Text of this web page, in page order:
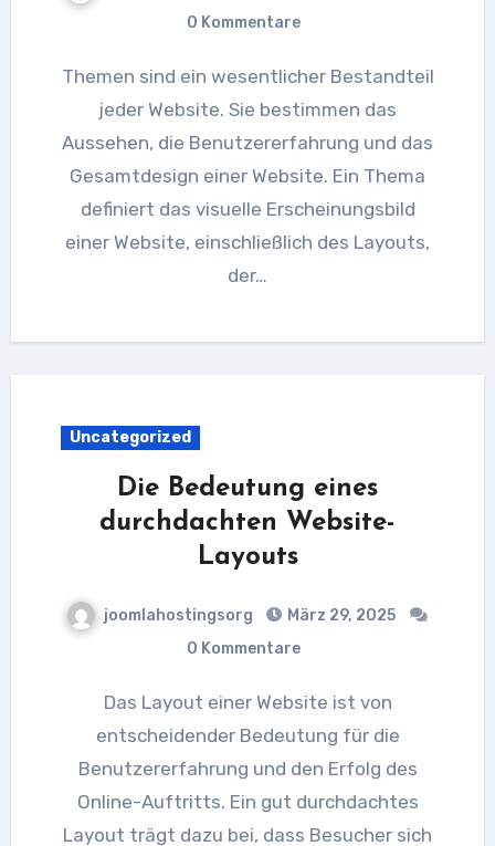
0 Kommentare
Themen sind ein wesentlicher Bestandteil
jeder Website. Sie bestimmen das
Aussehen, die Benutzererfahrung und das
Gesamtdesign einer Website. Ein Thema
definiert das visuelle Erscheinungsbild
einer Website, einschließlich des Layouts,
der…
Uncategorized
Die Bedeutung eines
durchdachten Website-
Layouts
joomlahostingsorg
März 29, 2025
0 Kommentare
Das Layout einer Website ist von
entscheidender Bedeutung für die
Benutzererfahrung und den Erfolg des
Online-Auftritts. Ein gut durchdachtes
Layout trägt dazu bei, dass Besucher sich